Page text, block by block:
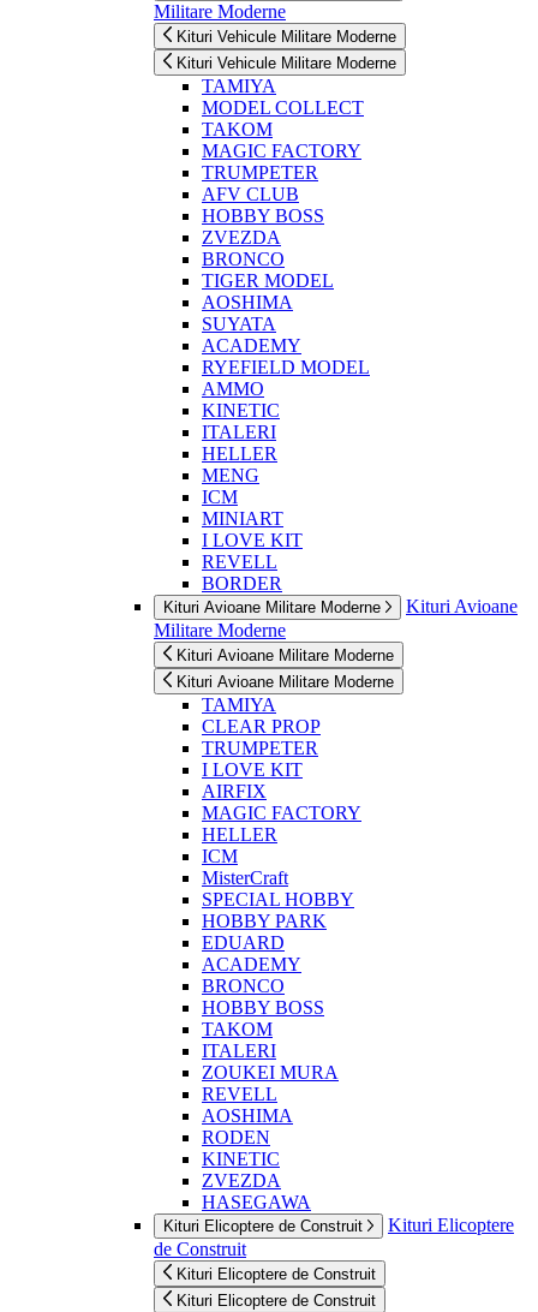
Militare Moderne
Kituri Vehicule Militare Moderne
Kituri Vehicule Militare Moderne
TAMIYA
MODEL COLLECT
TAKOM
MAGIC FACTORY
TRUMPETER
AFV CLUB
HOBBY BOSS
ZVEZDA
BRONCO
TIGER MODEL
AOSHIMA
SUYATA
ACADEMY
RYEFIELD MODEL
AMMO
KINETIC
ITALERI
HELLER
MENG
ICM
MINIART
I LOVE KIT
REVELL
BORDER
Kituri Avioane Militare Moderne
Kituri Avioane
Militare Moderne
Kituri Avioane Militare Moderne
Kituri Avioane Militare Moderne
TAMIYA
CLEAR PROP
TRUMPETER
I LOVE KIT
AIRFIX
MAGIC FACTORY
HELLER
ICM
MisterCraft
SPECIAL HOBBY
HOBBY PARK
EDUARD
ACADEMY
BRONCO
HOBBY BOSS
TAKOM
ITALERI
ZOUKEI MURA
REVELL
AOSHIMA
RODEN
KINETIC
ZVEZDA
HASEGAWA
Kituri Elicoptere de Construit
Kituri Elicoptere
de Construit
Kituri Elicoptere de Construit
Kituri Elicoptere de Construit